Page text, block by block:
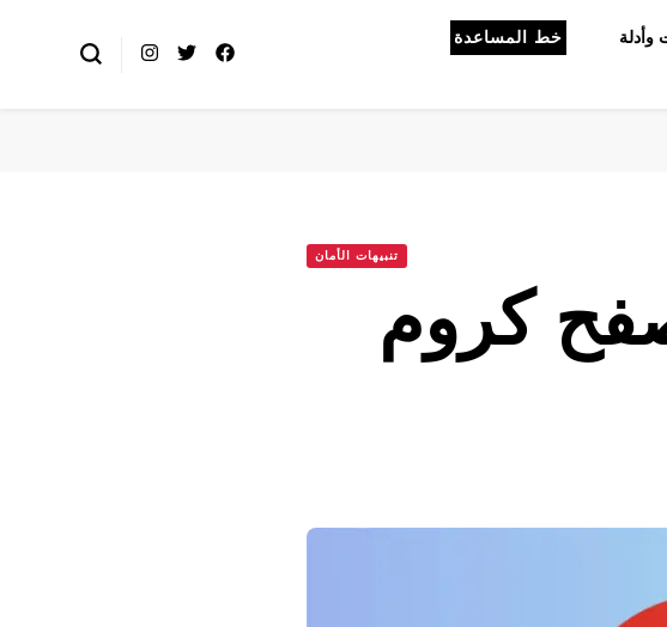
وأدلة
خط المساعدة
تنبيهات الأمان
كروم